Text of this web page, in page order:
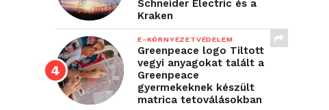
Schneider Electric és a
Kraken
E-KÖRNYEZETVÉDELEM
Greenpeace logo Tiltott
vegyi anyagokat talált a
Greenpeace
gyermekeknek készült
matrica tetoválásokban